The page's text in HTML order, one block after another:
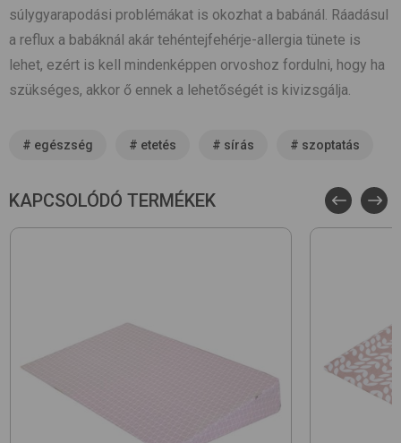
súlygyarapodási problémákat is okozhat a babánál. Ráadásul
a reflux a babáknál akár tehéntejfehérje-allergia tünete is
lehet, ezért is kell mindenképpen orvoshoz fordulni, hogy ha
szükséges, akkor ő ennek a lehetőségét is kivizsgálja.
# egészség # etetés # sírás # szoptatás
KAPCSOLÓDÓ TERMÉKEK